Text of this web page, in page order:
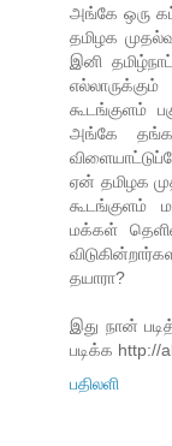
அங்கே ஒரு
தமிழக
இனி
கூடங்குளம்
அங்கே தங்க
ஏன் தமிழக
கூடங்குளம்
மக்கள்
தயாரா?
இது நான்
படிக்க http://
பதிலளி